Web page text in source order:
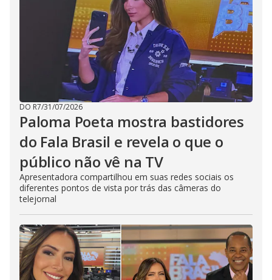
DO R7/31/07/2026
Paloma Poeta mostra bastidores
do Fala Brasil e revela o que o
público não vê na TV
Apresentadora compartilhou em suas redes sociais os
diferentes pontos de vista por trás das câmeras do
telejornal